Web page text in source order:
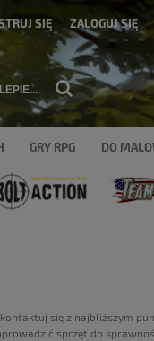
SIĘ ZALOGUJ SIĘ
GRY RPG DO
się z najbliższym
sprzęt do